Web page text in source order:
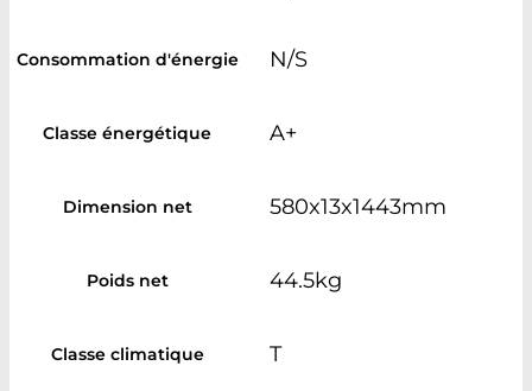
Consommation d'énergie N/S
Classe énergétique A+
Dimension net 580x13x1443mm
Poids net 44.5kg
Classe climatique T